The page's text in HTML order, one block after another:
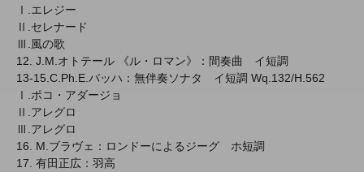
Ⅰ.エレジー
Ⅱ.セレナード
Ⅲ.風の歌
12. J.M.オトテール 《ル・ロマン》：間奏曲 イ短調
13-15.C.Ph.E.バッハ：無伴奏ソナタ イ短調 Wq.132/H.562
Ⅰ.ポコ・アダージョ
Ⅱ.アレグロ
Ⅲ.アレグロ
16. M.ブラヴェ：ロンドーによるジーグ ホ短調
17. 有田正広：羽高